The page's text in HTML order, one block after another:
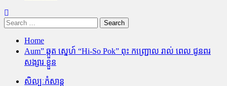
Search
for:
Home
Aum” ឆ្កួត ស្នេហ៍ “Hi-So Pok” ពុះ កញ្ជ្រោល រាល់ ពេល ជូនពរ
សង្សារ ខ្លួន
សិល្បៈកំសាន្ត